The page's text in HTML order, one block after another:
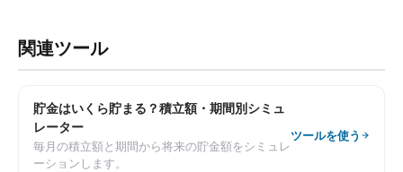
関連ツール
貯金はいくら貯まる？積立額・期間別シミュ
レーター
毎月の積立額と期間から将来の貯金額をシミュレ
ーションします。
ツールを使う